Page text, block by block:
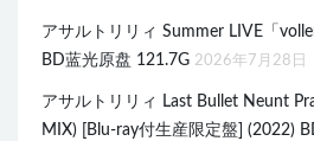
アサルトリリィ Summer LIVE「
BD蓝光原盘 121.7G 2026年7月28日
アサルトリリィ Last Bullet Neunt
MIX) [Blu-ray付生産限定盤] (2022)